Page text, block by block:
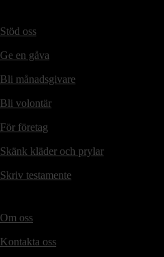
Stöd oss
Ge en gåva
Bli månadsgivare
Bli volontär
För företag
Skänk kläder och prylar
Skriv testamente
Om oss
Kontakta oss